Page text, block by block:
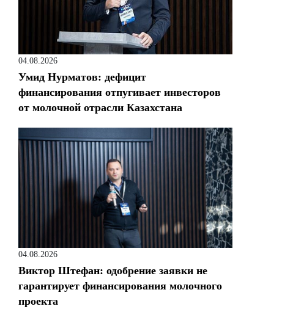
04.08.2026
Умид Нурматов: дефицит
финансирования отпугивает инвесторов
от молочной отрасли Казахстана
04.08.2026
Виктор Штефан: одобрение заявки не
гарантирует финансирования молочного
проекта